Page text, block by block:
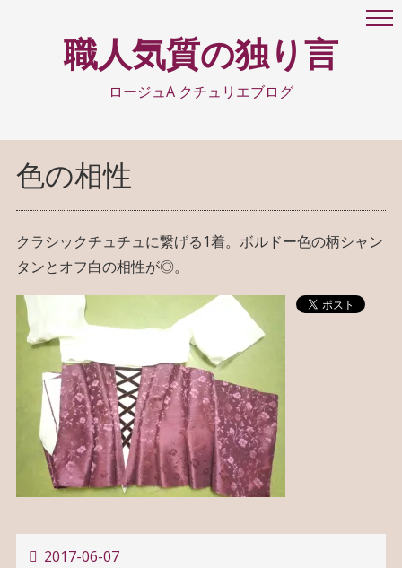
職人気質の独り言
ロージュA クチュリエブログ
色の相性
クラシックチュチュに繋げる1着。ボルドー色の柄シャン
タンとオフ白の相性が◎。
2017-06-07